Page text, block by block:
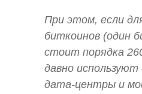
При этом, если
биткоинов (один
стоит порядка
давно используют
дата-центры и